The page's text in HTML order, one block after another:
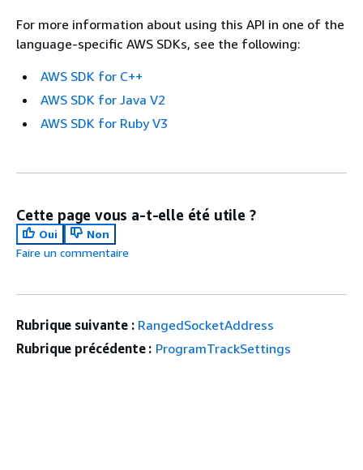
For more information about using this API in one of the
language-specific AWS SDKs, see the following:
AWS SDK for C++
AWS SDK for Java V2
AWS SDK for Ruby V3
Cette page vous a-t-elle été utile ?
Oui
Non
Faire un commentaire
Rubrique suivante : RangedSocketAddress
Rubrique précédente : ProgramTrackSettings